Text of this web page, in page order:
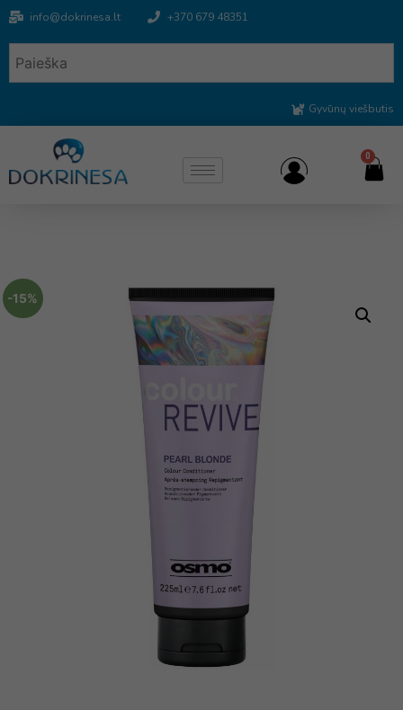
info@dokrinesa.lt +370 679 48351
Gyvūnų viešbutis
0
-15%